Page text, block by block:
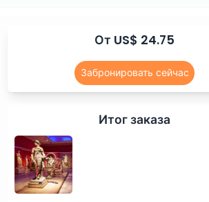
От US$ 24.75
Забронировать сейчас
Итог заказа